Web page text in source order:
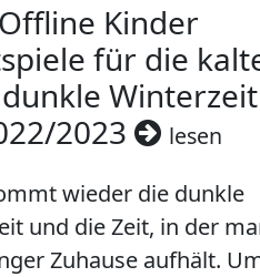
Offline Kinder
für die
Winterzeit
2023
lesen
wieder die dunkle
und die Zeit, in der
Zuhause aufhält.